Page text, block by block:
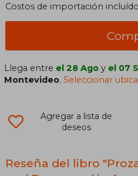
Costos de importación
Llega entre el 28 Ago y el 07
Montevideo.Seleccionar
Agregar a lista de
deseos
Reseña del libro